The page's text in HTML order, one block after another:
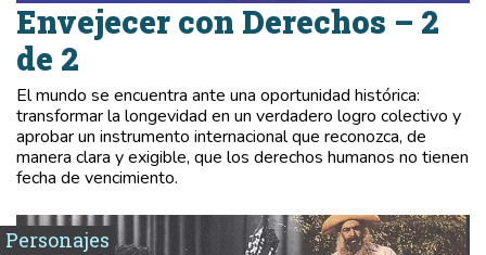
Envejecer con Derechos – 2
de 2
El mundo se encuentra ante una oportunidad histórica:
transformar la longevidad en un verdadero logro colectivo y
aprobar un instrumento internacional que reconozca, de
manera clara y exigible, que los derechos humanos no tienen
fecha de vencimiento.
Personajes